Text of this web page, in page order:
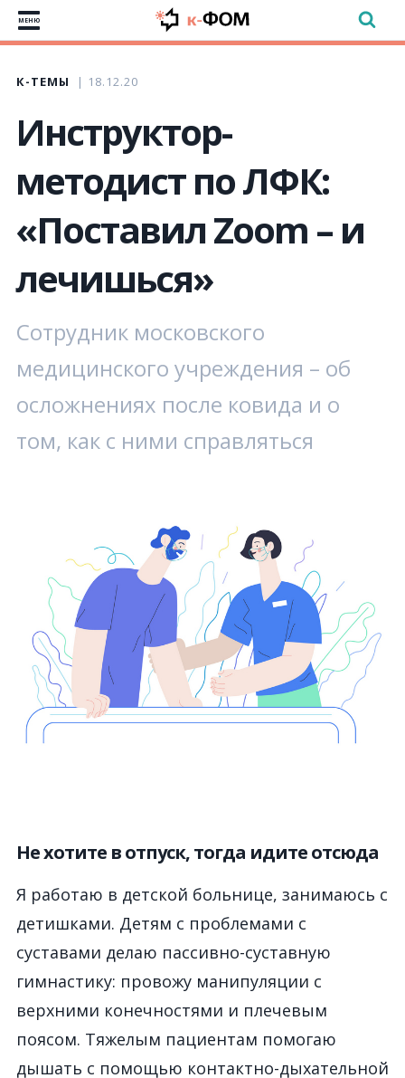
МЕНЮ
К-ТЕМЫ 18.12.20
Инструктор-
методист по ЛФК:
«Поставил Zoom – и
лечишься»
Сотрудник московского
медицинского учреждения – об
осложнениях после ковида и о
том, как с ними справляться
Не хотите в отпуск, тогда идите отсюда
Я работаю в детской больнице, занимаюсь с
детишками. Детям с проблемами с
суставами делаю пассивно-суставную
гимнастику: провожу манипуляции с
верхними конечностями и плечевым
поясом. Тяжелым пациентам помогаю
дышать с помощью контактно-дыхательной